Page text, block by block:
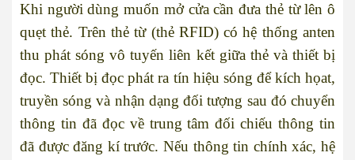
Khi người dùng muốn mở cửa cần đưa thẻ từ lên ô
quẹt thẻ. Trên thẻ từ (thẻ RFID) có hệ thống anten
thu phát sóng vô tuyến liên kết giữa thẻ và thiết bị
đọc. Thiết bị đọc phát ra tín hiệu sóng để kích họat,
truyền sóng và nhận dạng đối tượng sau đó chuyển
thông tin đã đọc về trung tâm đối chiếu thông tin
đã được đăng kí trước. Nếu thông tin chính xác, hệ